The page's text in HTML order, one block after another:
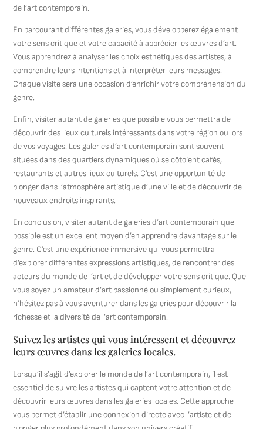
de l’art contemporain.
En parcourant différentes galeries, vous développerez également
votre sens critique et votre capacité à apprécier les œuvres d’art.
Vous apprendrez à analyser les choix esthétiques des artistes, à
comprendre leurs intentions et à interpréter leurs messages.
Chaque visite sera une occasion d’enrichir votre compréhension du
genre.
Enfin, visiter autant de galeries que possible vous permettra de
découvrir des lieux culturels intéressants dans votre région ou lors
de vos voyages. Les galeries d’art contemporain sont souvent
situées dans des quartiers dynamiques où se côtoient cafés,
restaurants et autres lieux culturels. C’est une opportunité de
plonger dans l’atmosphère artistique d’une ville et de découvrir de
nouveaux endroits inspirants.
En conclusion, visiter autant de galeries d’art contemporain que
possible est un excellent moyen d’en apprendre davantage sur le
genre. C’est une expérience immersive qui vous permettra
d’explorer différentes expressions artistiques, de rencontrer des
acteurs du monde de l’art et de développer votre sens critique. Que
vous soyez un amateur d’art passionné ou simplement curieux,
n’hésitez pas à vous aventurer dans les galeries pour découvrir la
richesse et la diversité de l’art contemporain.
Suivez les artistes qui vous intéressent et découvrez
leurs œuvres dans les galeries locales.
Lorsqu’il s’agit d’explorer le monde de l’art contemporain, il est
essentiel de suivre les artistes qui captent votre attention et de
découvrir leurs œuvres dans les galeries locales. Cette approche
vous permet d’établir une connexion directe avec l’artiste et de